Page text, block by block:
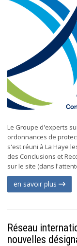
Le Groupe d'experts
ordonnances de
s'est réuni à La Haye
des Conclusions et
sur le site (dans
en savoir plus
Réseau
nouvelles